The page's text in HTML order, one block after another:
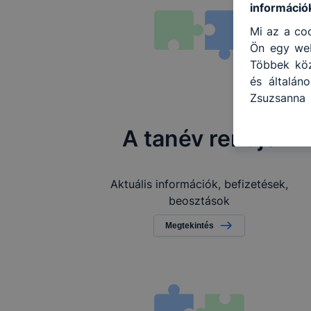
A tanév rendje
Aktuális információk, befizetések,
beosztások
Megtekintés
Mi az a
Ön egy
Többek
és
honlapot
használja
Hogyan
általában
tétele, a